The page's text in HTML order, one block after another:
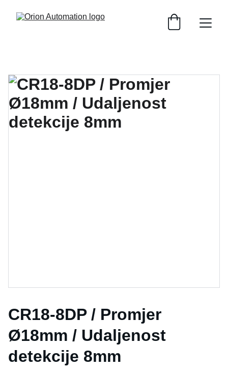
CR18-8DP / Promjer
Ø18mm / Udaljenost
detekcije 8mm